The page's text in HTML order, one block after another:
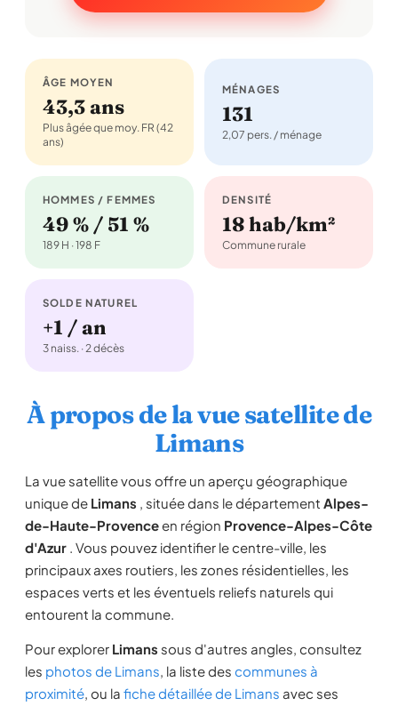
ÂGE MOYEN
43,3 ans
Plus âgée que moy. FR (42
ans)
MÉNAGES
131
2,07 pers. / ménage
HOMMES / FEMMES
49 % / 51 %
189 H · 198 F
DENSITÉ
18 hab/km²
Commune rurale
SOLDE NATUREL
+1 / an
3 naiss. · 2 décès
À propos de la vue satellite de
Limans
La vue satellite vous offre un aperçu géographique
unique de Limans , située dans le département Alpes-
de-Haute-Provenceen région Provence-Alpes-Côte
d'Azur . Vous pouvez identifier le centre-ville, les
principaux axes routiers, les zones résidentielles, les
espaces verts et les éventuels reliefs naturels qui
entourent la commune.
Pour explorer Limans sous d'autres angles, consultez
les photos de Limans, la liste des communes à
proximité, ou la fiche détaillée de Limans avec ses